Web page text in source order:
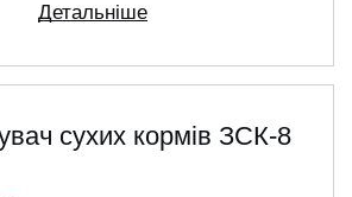
Детальніше
сухих кормів ЗСК-8